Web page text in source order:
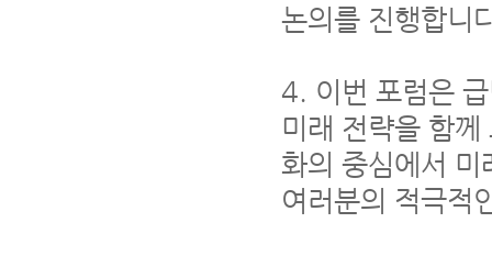
논의를 진행합니
4. 이번 포럼은
미래 전략을 함
화의 중심에서
여러분의 적극적